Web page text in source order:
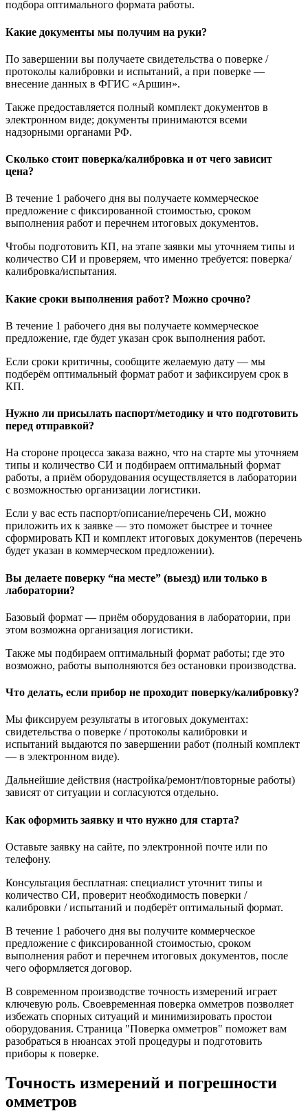
подбора оптимального формата работы.
Какие документы мы получим на руки?
По завершении вы получаете свидетельства о поверке /
протоколы калибровки и испытаний, а при поверке —
внесение данных в ФГИС «Аршин».
Также предоставляется полный комплект документов в
электронном виде; документы принимаются всеми
надзорными органами РФ.
Сколько стоит поверка/калибровка и от чего зависит
цена?
В течение 1 рабочего дня вы получаете коммерческое
предложение с фиксированной стоимостью, сроком
выполнения работ и перечнем итоговых документов.
Чтобы подготовить КП, на этапе заявки мы уточняем типы и
количество СИ и проверяем, что именно требуется: поверка/
калибровка/испытания.
Какие сроки выполнения работ? Можно срочно?
В течение 1 рабочего дня вы получаете коммерческое
предложение, где будет указан срок выполнения работ.
Если сроки критичны, сообщите желаемую дату — мы
подберём оптимальный формат работ и зафиксируем срок в
КП.
Нужно ли присылать паспорт/методику и что подготовить
перед отправкой?
На стороне процесса заказа важно, что на старте мы уточняем
типы и количество СИ и подбираем оптимальный формат
работы, а приём оборудования осуществляется в лаборатории
с возможностью организации логистики.
Если у вас есть паспорт/описание/перечень СИ, можно
приложить их к заявке — это поможет быстрее и точнее
сформировать КП и комплект итоговых документов (перечень
будет указан в коммерческом предложении).
Вы делаете поверку “на месте” (выезд) или только в
лаборатории?
Базовый формат — приём оборудования в лаборатории, при
этом возможна организация логистики.
Также мы подбираем оптимальный формат работы; где это
возможно, работы выполняются без остановки производства.
Что делать, если прибор не проходит поверку/калибровку?
Мы фиксируем результаты в итоговых документах:
свидетельства о поверке / протоколы калибровки и
испытаний выдаются по завершении работ (полный комплект
— в электронном виде).
Дальнейшие действия (настройка/ремонт/повторные работы)
зависят от ситуации и согласуются отдельно.
Как оформить заявку и что нужно для старта?
Оставьте заявку на сайте, по электронной почте или по
телефону.
Консультация бесплатная: специалист уточнит типы и
количество СИ, проверит необходимость поверки /
калибровки / испытаний и подберёт оптимальный формат.
В течение 1 рабочего дня вы получите коммерческое
предложение с фиксированной стоимостью, сроком
выполнения работ и перечнем итоговых документов, после
чего оформляется договор.
В современном производстве точность измерений играет
ключевую роль. Своевременная поверка омметров позволяет
избежать спорных ситуаций и минимизировать простои
оборудования. Страница "Поверка омметров" поможет вам
разобраться в нюансах этой процедуры и подготовить
приборы к поверке.
Точность измерений и погрешности
омметров